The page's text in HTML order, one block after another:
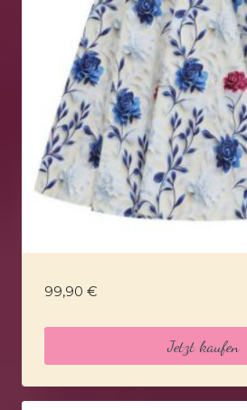
99,90 €
Jetzt kaufen